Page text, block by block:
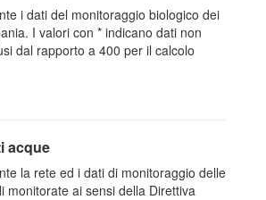
i dati del monitoraggio biologico dei
I valori con * indicano dati non
dal rapporto a 400 per il calcolo
acque
la rete ed i dati di monitoraggio delle
monitorate ai sensi della Direttiva